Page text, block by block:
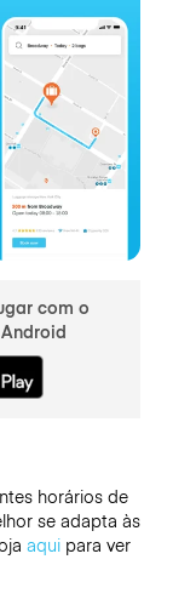
com o
horários de
se adapta às
aquipara ver